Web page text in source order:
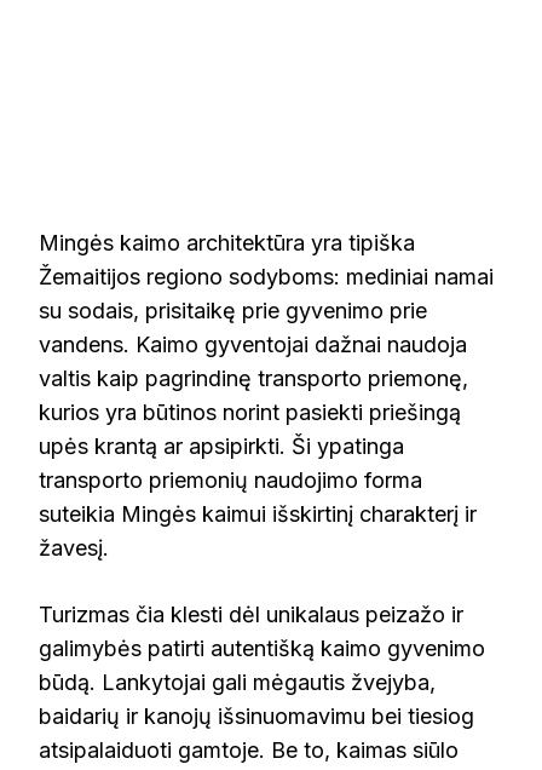
Mingės kaimo architektūra yra tipiška
Žemaitijos regiono sodyboms: mediniai namai
su sodais, prisitaikę prie gyvenimo prie
vandens. Kaimo gyventojai dažnai naudoja
valtis kaip pagrindinę transporto priemonę,
kurios yra būtinos norint pasiekti priešingą
upės krantą ar apsipirkti. Ši ypatinga
transporto priemonių naudojimo forma
suteikia Mingės kaimui išskirtinį charakterį ir
žavesį.
Turizmas čia klesti dėl unikalaus peizažo ir
galimybės patirti autentišką kaimo gyvenimo
būdą. Lankytojai gali mėgautis žvejyba,
baidarių ir kanojų išsinuomavimu bei tiesiog
atsipalaiduoti gamtoje. Be to, kaimas siūlo